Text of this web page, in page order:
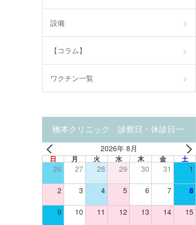
設備
【コラム】
ワクチン一覧
橋本クリニック 診察日・休診日一
覧
2026年 8月
日 月 火 水 木 金 土
26 27 28 29 30 31 1
2 3 4 5 6 7 8
9 10 11 12 13 14 15